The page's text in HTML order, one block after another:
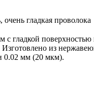
очень гладкая проволока
гладкой поверхностью
из
0.02 мм (20 мкм).